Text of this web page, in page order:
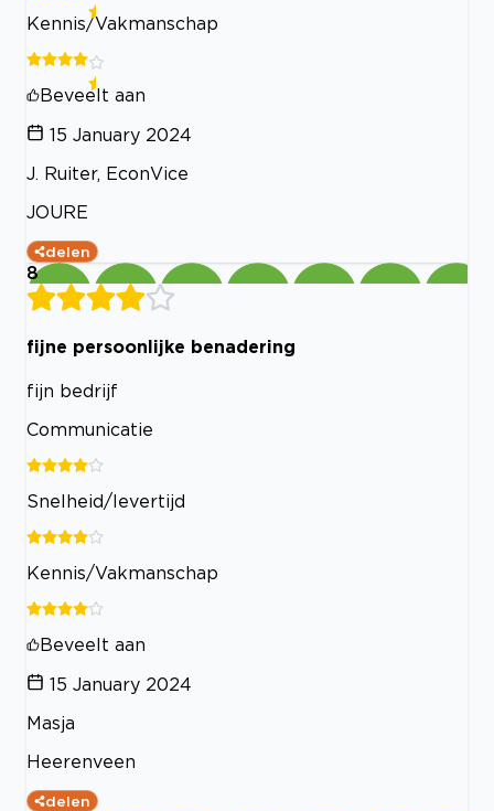
Kennis/Vakmanschap
Beveelt aan
15 January 2024
J. Ruiter, EconVice
JOURE
delen
8
fijne persoonlijke benadering
fijn bedrijf
Communicatie
Snelheid/levertijd
Kennis/Vakmanschap
Beveelt aan
15 January 2024
Masja
Heerenveen
delen